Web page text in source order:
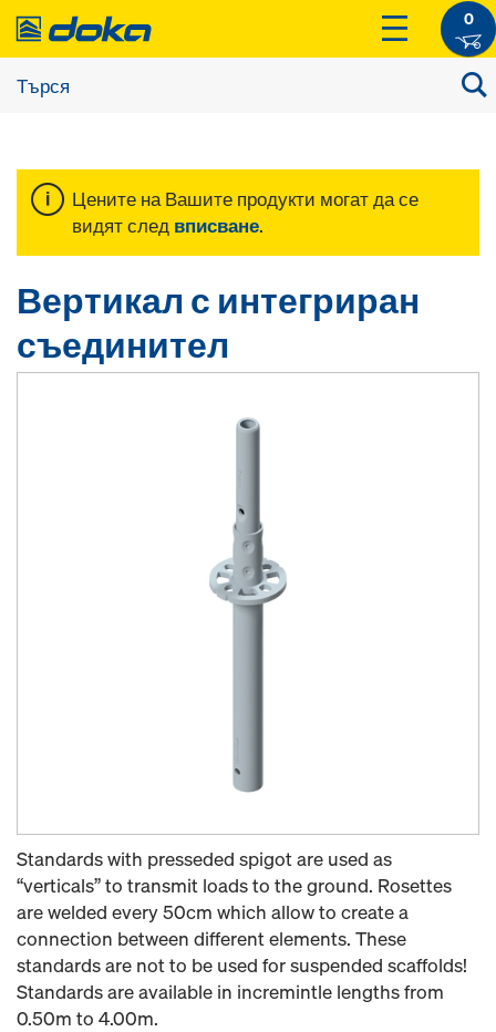
0
Цените на Вашите продукти могат да се
видят след вписване.
Вертикал с интегриран
съединител
Standards with presseded spigot are used as
“verticals” to transmit loads to the ground. Rosettes
are welded every 50cm which allow to create a
connection between different elements. These
standards are not to be used for suspended scaffolds!
Standards are available in incremintle lengths from
0.50m to 4.00m.